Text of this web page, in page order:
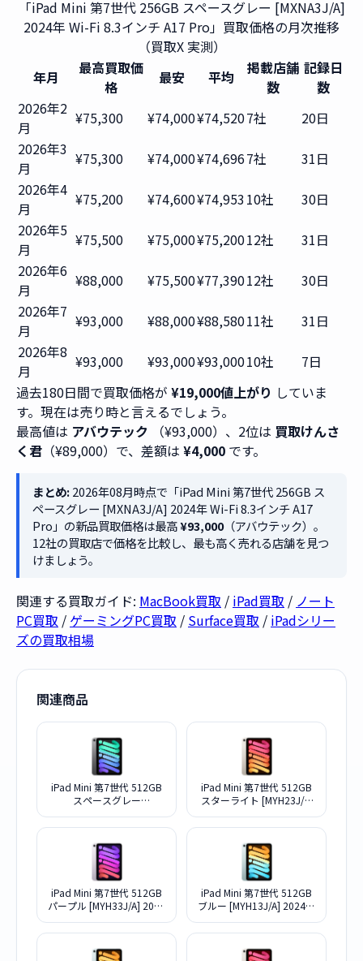
「iPad Mini 第7世代 256GB スペースグレー [MXNA3J/A]
2024年 Wi-Fi 8.3インチ A17 Pro」買取価格の月次推移
（買取X 実測）
年月
最高買取価
格
最安 平均
掲載店舗
数
記録日
数
2026年2
月
¥75,300 ¥74,000¥74,5207社
20日
2026年3
月
¥75,300 ¥74,000¥74,6967社
31日
2026年4
月
¥75,200 ¥74,600¥74,95310社
30日
2026年5
月
¥75,500 ¥75,000¥75,20012社
31日
2026年6
月
¥88,000 ¥75,500¥77,39012社
30日
2026年7
月
¥93,000 ¥88,000¥88,58011社
31日
2026年8
月
¥93,000 ¥93,000¥93,00010社
7日
過去180日間で買取価格が ¥19,000値上がり していま
す。現在は売り時と言えるでしょう。
最高値は アバウテック （¥93,000）、2位は 買取けんさ
く君 （¥89,000）で、差額は ¥4,000 です。
まとめ:2026年08月時点で「iPad Mini 第7世代 256GB ス
ペースグレー [MXNA3J/A] 2024年 Wi-Fi 8.3インチ A17
Pro」の新品買取価格は最高¥93,000（アバウテック）。
12社の買取店で価格を比較し、最も高く売れる店舗を見つ
けましょう。
関連する買取ガイド: MacBook買取 / iPad買取 / ノート
PC買取 / ゲーミングPC買取 / Surface買取 / iPadシリー
ズの買取相場
関連商品
iPad Mini 第7世代 512GB
スペースグレー
8.3インチ A17 Pro
iPad Mini 第7世代 512GB
スターライト [MYH23J/A]
A17 Pro
iPad Mini 第7世代 512GB
パープル [MYH33J/A] 2024
iPad Mini 第7世代 512GB
ブルー [MYH13J/A] 2024年